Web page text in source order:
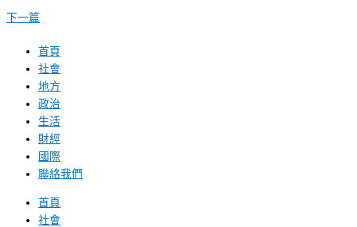
下一篇
首頁
社會
地方
政治
生活
財經
國際
聯絡我們
首頁
社會